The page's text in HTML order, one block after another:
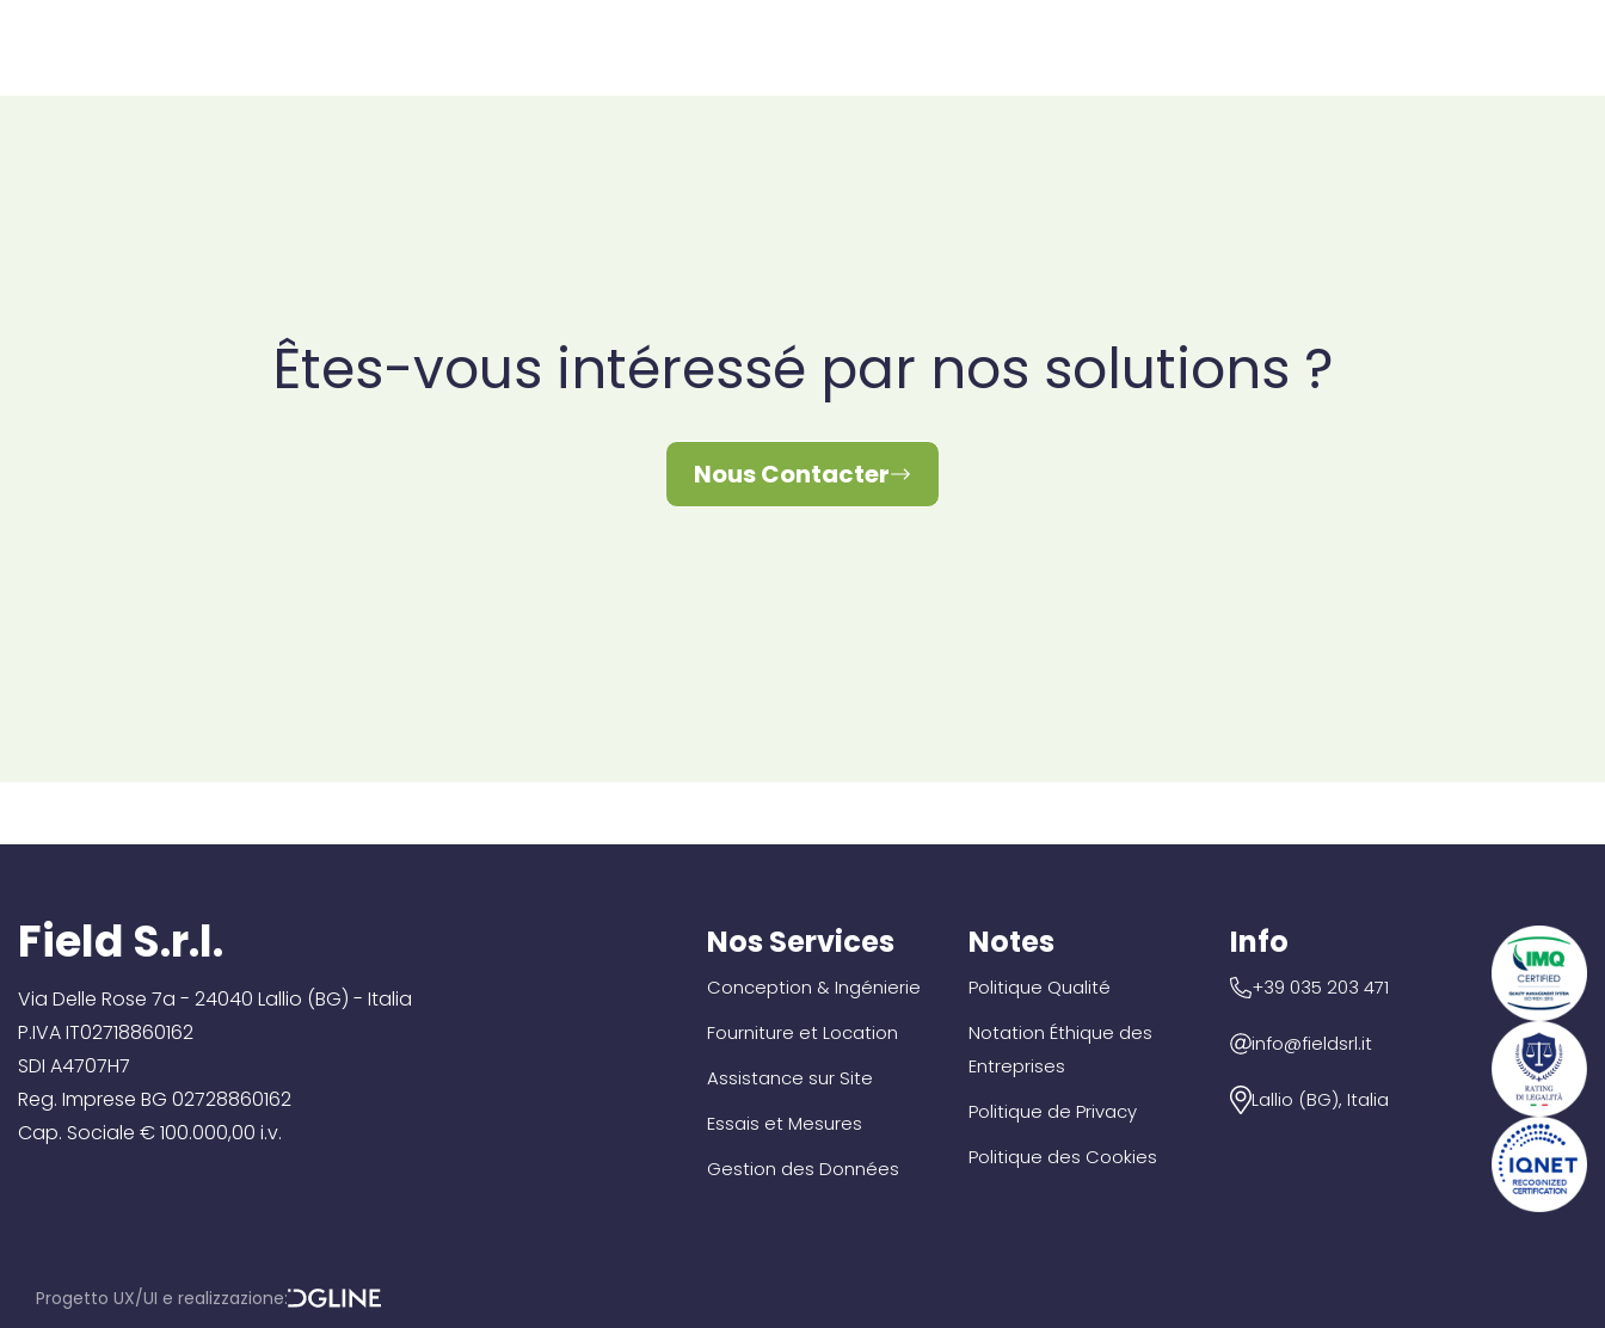
Êtes-vous intéressé par nos solutions ?
Nous Contacter
Field S.r.l.
Via Delle Rose 7a - 24040 Lallio (BG) - Italia
P.IVA IT02718860162
SDI A4707H7
Reg. Imprese BG 02728860162
Cap. Sociale € 100.000,00 i.v.
Nos Services
Conception & Ingénierie
Fourniture et Location
Assistance sur Site
Essais et Mesures
Gestion des Données
Notes
Politique Qualité
Notation Éthique des
Entreprises
Politique de Privacy
Politique des Cookies
Info
+39 035 203 471
info@fieldsrl.it
Lallio (BG), Italia
Progetto UX/UI e realizzazione: